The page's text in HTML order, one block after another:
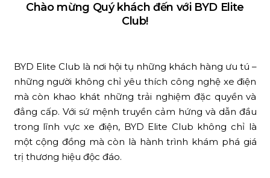
Chào mừng Quý khách đến với BYD Elite
Club!
BYD Elite Club là nơi hội tụ những khách hàng ưu tú –
những người không chỉ yêu thích công nghệ xe điện
mà còn khao khát những trải nghiệm đặc quyền và
đẳng cấp. Với sứ mệnh truyền cảm hứng và dẫn đầu
trong lĩnh vực xe điện, BYD Elite Club không chỉ là
một cộng đồng mà còn là hành trình khám phá giá
trị thương hiệu độc đáo.